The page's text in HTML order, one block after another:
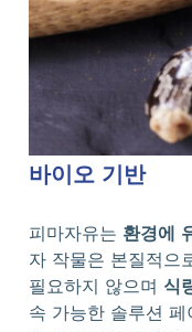
바이오 기반
피마자유는 환경에
자 작물은 본질적으
필요하지 않으며 식
속 가능한 솔루션